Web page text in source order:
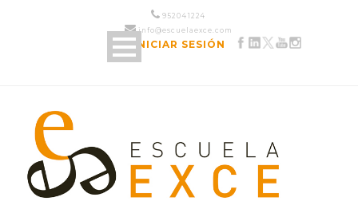
952 04 12 24
info@escuelaexce.com
INICIAR SESIÓN